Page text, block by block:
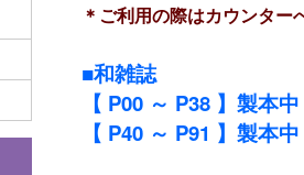
＊ご利用の際はカウンター
■和雑誌
【 P00 ～ P38 】製本
【 P40 ～ P91 】製本